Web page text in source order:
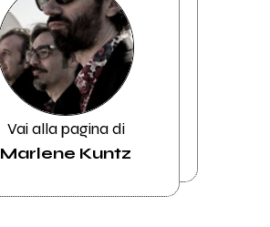
Vai alla pagina di
Marlene Kuntz